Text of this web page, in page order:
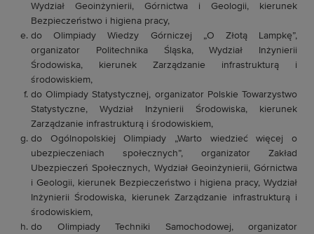
Wydział Geoinżynierii, Górnictwa i Geologii, kierunek
Bezpieczeństwo i higiena pracy,
do Olimpiady Wiedzy Górniczej „O Złotą Lampkę”,
organizator Politechnika Śląska, Wydział Inżynierii
Środowiska, kierunek Zarządzanie infrastrukturą i
środowiskiem,
do Olimpiady Statystycznej, organizator Polskie Towarzystwo
Statystyczne, Wydział Inżynierii Środowiska, kierunek
Zarządzanie infrastrukturą i środowiskiem,
do Ogólnopolskiej Olimpiady „Warto wiedzieć więcej o
ubezpieczeniach społecznych”, organizator Zakład
Ubezpieczeń Społecznych, Wydział Geoinżynierii, Górnictwa
i Geologii, kierunek Bezpieczeństwo i higiena pracy, Wydział
Inżynierii Środowiska, kierunek Zarządzanie infrastrukturą i
środowiskiem,
do Olimpiady Techniki Samochodowej, organizator